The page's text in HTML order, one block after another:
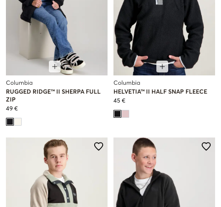
Columbia
RUGGED RIDGE™ II SHERPA FULL
ZIP
49 €
Columbia
HELVETIA™ II HALF SNAP FLEECE
45 €